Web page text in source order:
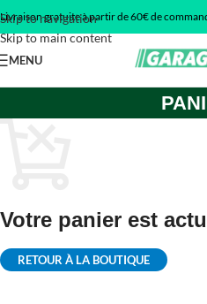
Skip to navigation
Skip to main content
Livraison gratuite à partir de 60€ de
MENU
Votre panier est
RETOUR À LA BOUTIQUE